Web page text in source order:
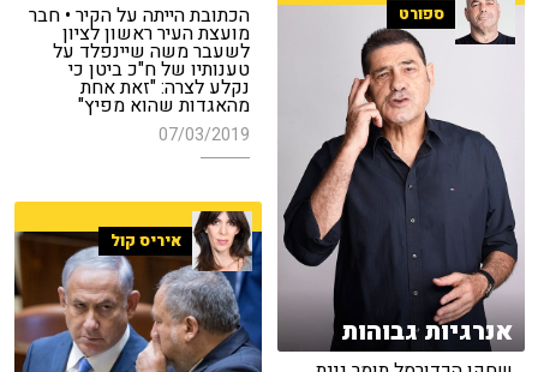
הכתובת הייתה על הקיר • חבר
מועצת העיר ראשון לציון
לשעבר משה שיינפלד על
טענותיו של ח"כ ביטן כי
נקלע לצרה: "זאת אחת
מהאגדות שהוא מפיץ"
07/03/2019
ספורט
אנרגיות גבוהות
איריס קול